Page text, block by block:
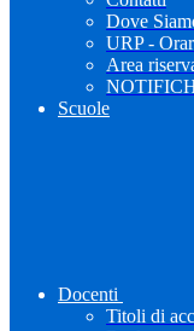
Dove
URP -
Area
Scuole
Docenti
Titoli di